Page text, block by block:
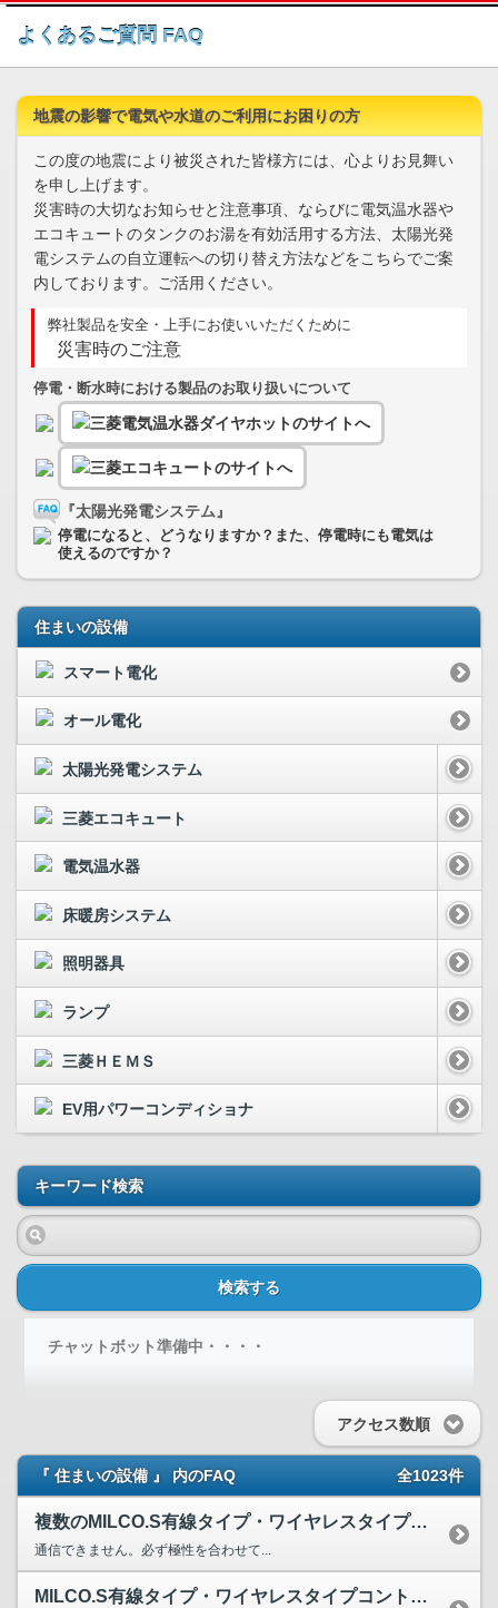
このページの本文へ
よくあるご質問 FAQ
地震の影響で電気や水道のご利用にお困りの方
この度の地震により被災された皆様方には、心よりお見舞い
を申し上げます。
災害時の大切なお知らせと注意事項、ならびに電気温水器や
エコキュートのタンクのお湯を有効活用する方法、太陽光発
電システムの自立運転への切り替え方法などをこちらでご案
内しております。ご活用ください。
弊社製品を安全・上手にお使いいただくために
災害時のご注意
停電・断水時における製品のお取り扱いについて
『太陽光発電システム』
停電になると、どうなりますか？また、停電時にも電気は
使えるのですか？
住まいの設備
スマート電化
オール電化
太陽光発電システム
三菱エコキュート
電気温水器
床暖房システム
照明器具
ランプ
三菱ＨＥＭＳ
EV用パワーコンディショナ
キーワード検索
検索する
チャットボット準備中・・・・
アクセス数順
『 住まいの設備 』 内のFAQ 全1023件
複数のMILCO.S有線タイプ・ワイヤレスタイプコントロー...
通信できません。必ず極性を合わせて...
MILCO.S有線タイプ・ワイヤレスタイプコントローラに使...